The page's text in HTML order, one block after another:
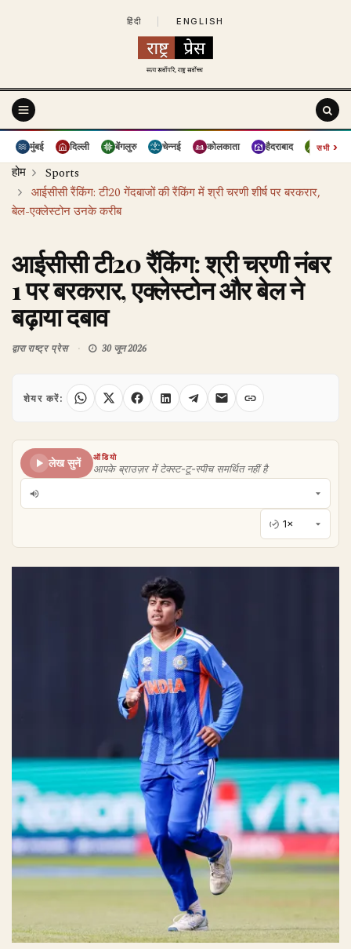
हिंदी ENGLISH
मुंबई दिल्ली बेंगलुरु चेन्नई कोलकाता हैदराबाद पुणे
सभी›
होम
Sports
आईसीसी रैंकिंग: टी20 गेंदबाजों की रैंकिंग में श्री चरणी शीर्ष पर बरकरार,
बेल-एक्लेस्टोन उनके करीब
आईसीसी टी20 रैंकिंग: श्री चरणी नंबर
1 पर बरकरार, एक्लेस्टोन और बेल ने
बढ़ाया दबाव
द्वाराराष्ट्र प्रेस 30 जून 2026
शेयर करें:
लेख सुनें
ऑडियो
आपके ब्राउज़र में टेक्स्ट-टू-स्पीच समर्थित नहीं है